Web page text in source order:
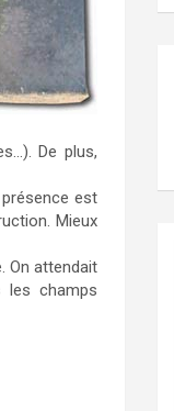
De plus,
est
Mieux
On attendait
les champs